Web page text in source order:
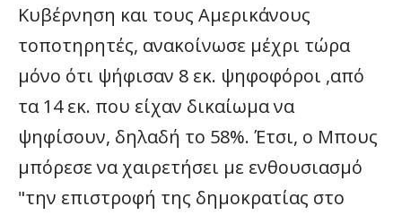
Κυβέρνηση και τους Αμερικάνους
τοποτηρητές, ανακοίνωσε μέχρι τώρα
μόνο ότι ψήφισαν 8 εκ. ψηφοφόροι ,από
τα 14 εκ. που είχαν δικαίωμα να
ψηφίσουν, δηλαδή το 58%. Έτσι, ο Μπους
μπόρεσε να χαιρετήσει με ενθουσιασμό
"την επιστροφή της δημοκρατίας στο